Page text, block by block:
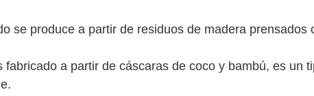
se produce a partir de residuos de madera prensados
fabricado a partir de cáscaras de coco y bambú, es un